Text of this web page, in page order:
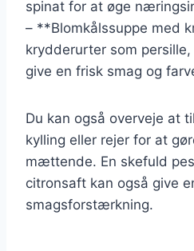
spinat for at øge
– **Blomkålssuppe med
krydderurter som
give en frisk smag og
Du kan også overveje at
kylling eller rejer for at
mættende. En skefuld
citronsaft kan også give
smagsforstærkning.